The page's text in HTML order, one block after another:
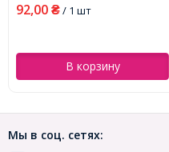
92,00 ₴/ 1 шт
В корзину
Мы в соц. сетях: